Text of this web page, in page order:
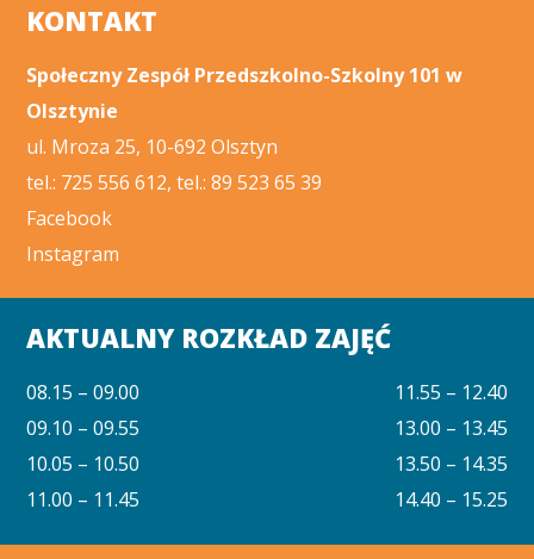
KONTAKT
Społeczny Zespół Przedszkolno-Szkolny 101 w
Olsztynie
ul. Mroza 25, 10-692 Olsztyn
tel.: 725 556 612, tel.: 89 523 65 39
Facebook
Instagram
AKTUALNY ROZKŁAD ZAJĘĆ
08.15 – 09.00
09.10 – 09.55
10.05 – 10.50
11.00 – 11.45
11.55 – 12.40
13.00 – 13.45
13.50 – 14.35
14.40 – 15.25